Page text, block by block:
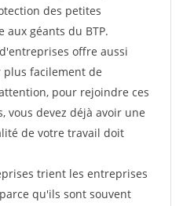
des petites
géants du BTP.
offre aussi
facilement de
pour rejoindre ces
vous devez déjà avoir une
de votre travail doit
trient les entreprises
qu'ils sont souvent